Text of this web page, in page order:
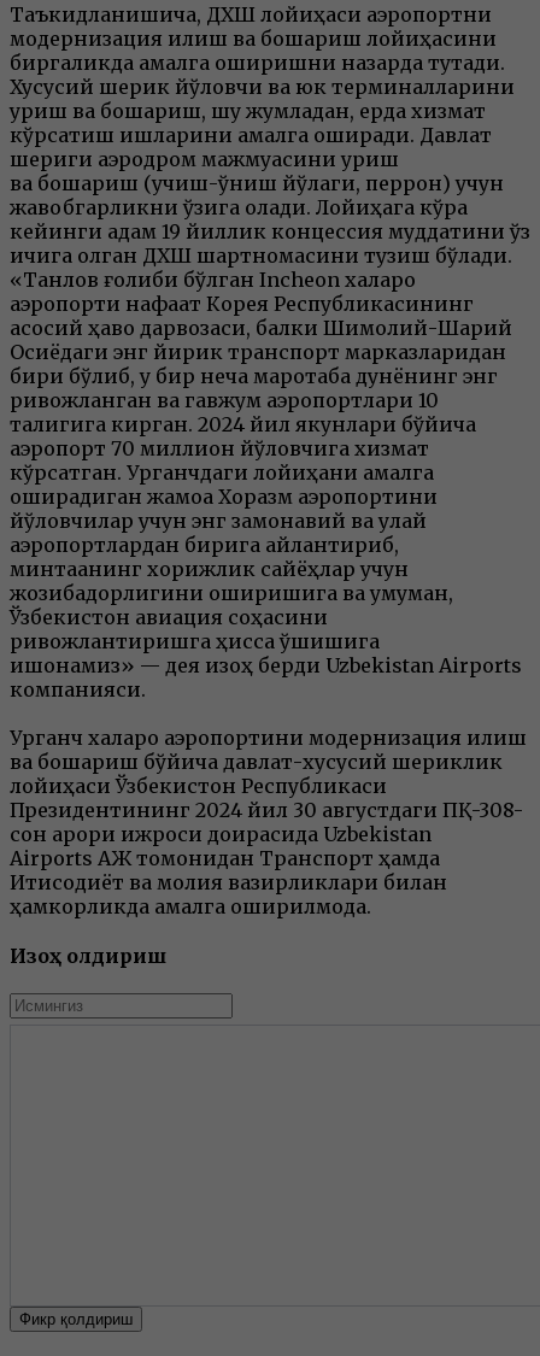
Таъкидланишича, ДХШ лойиҳаси аэропортни
модернизация қилиш ва бошқариш лойиҳасини
биргаликда амалга оширишни назарда тутади.
Хусусий шерик йўловчи ва юк терминалларини
қуриш ва бошқариш, шу жумладан, ерда хизмат
кўрсатиш ишларини амалга оширади. Давлат
шериги аэродром мажмуасини қуриш
ва бошқариш (учиш-қўниш йўлаги, перрон) учун
жавобгарликни ўзига олади. Лойиҳага кўра
кейинги қадам 19 йиллик концессия муддатини ўз
ичига олган ДХШ шартномасини тузиш бўлади.
«Танлов ғолиби бўлган Incheon халқаро
аэропорти нафақат Корея Республикасининг
асосий ҳаво дарвозаси, балки Шимолий-Шарқий
Осиёдаги энг йирик транспорт марказларидан
бири бўлиб, у бир неча маротаба дунёнинг энг
ривожланган ва гавжум аэропортлари 10
талигига кирган. 2024 йил якунлари бўйича
аэропорт 70 миллион йўловчига хизмат
кўрсатган. Урганчдаги лойиҳани амалга
оширадиган жамоа Хоразм аэропортини
йўловчилар учун энг замонавий ва қулай
аэропортлардан бирига айлантириб,
минтақанинг хорижлик сайёҳлар учун
жозибадорлигини оширишига ва умуман,
Ўзбекистон авиация соҳасини
ривожлантиришга ҳисса қўшишига
ишонамиз» — дея изоҳ берди Uzbekistan Airports
компанияси.
Урганч халқаро аэропортини модернизация қилиш
ва бошқариш бўйича давлат-хусусий шериклик
лойиҳаси Ўзбекистон Республикаси
Президентининг 2024 йил 30 августдаги ПҚ-308-
сон қарори ижроси доирасида Uzbekistan
Airports АЖ томонидан Транспорт ҳамда
Иқтисодиёт ва молия вазирликлари билан
ҳамкорликда амалга оширилмоқда.
Изоҳ қолдириш
Фикр қолдириш